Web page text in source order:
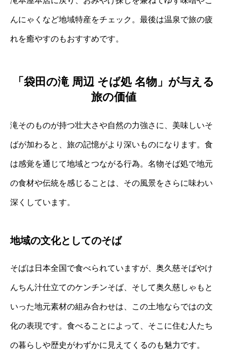
んにゃくなど地域特産をチェック。最後は温泉で旅の疲
れを癒やすのもおすすめです。
「袋田の滝 周辺 そば処 名物」が与える
旅の価値
滝そのものが持つ壮大さや自然の力強さに、美味しいそ
ばが加わると、旅の記憶がより深いものになります。食
は感覚を通じて地域とつながる行為。名物そば処で地元
の食材や伝統を感じることは、その風景をさらに味わい
深くしています。
地域の文化としてのそば
そばは日本全国で食べられていますが、奥久慈そばやけ
んちん汁仕立てのケンチンそば、そして奥久慈しゃもと
いった地元素材の組み合わせは、この土地ならではの文
化の表現です。食べることによって、そこに住む人たち
の暮らしや歴史がわずかに見えてくるのも魅力です。